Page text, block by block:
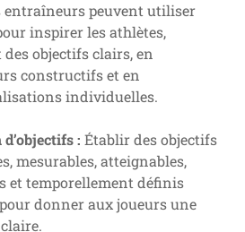
entraîneurs peuvent utiliser
inspirer les athlètes,
objectifs clairs, en
constructifs et en
individuelles.
: Établir des objectifs
mesurables, atteignables,
et temporellement définis
donner aux joueurs une